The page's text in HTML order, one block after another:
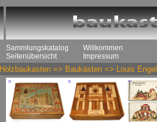
Sammlungskatalog
Seitenübersicht
Willkommen
Impressum
Holzbaukasten => Baukästen => Louis